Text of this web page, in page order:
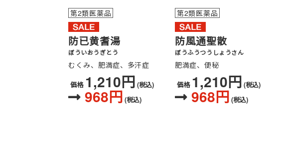
防已黄耆湯
ぼういおうぎとう
第2類医薬品
むくみ、肥満症、多汗症
価格 1,210円 (税込)
968円 (税込)
防風通聖散
ぼうふうつうしょうさん
第2類医薬品
肥満症、便秘
価格 1,210円 (税込)
968円 (税込)